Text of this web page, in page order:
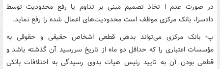
در صورت عدم ا تخاذ تصمیم مبنی بر تداوم یا رفع محدودیت توسط
دادسرا، بانک مرکزی موظف است محدودیت‌های اعمال شده را رفع نماید.
پ- بانک مرکزی می‌تواند بدهی قطعی اشخاص حقیقی و حقوقی به
مؤسسات اعتباری را که حداقل دو ماه از تاریخ سررسید آن گذشته باشد و
قطعی بودن آن به تایید رئیس هیات‎ بدوی رسیدگی به اختلافات بانکی